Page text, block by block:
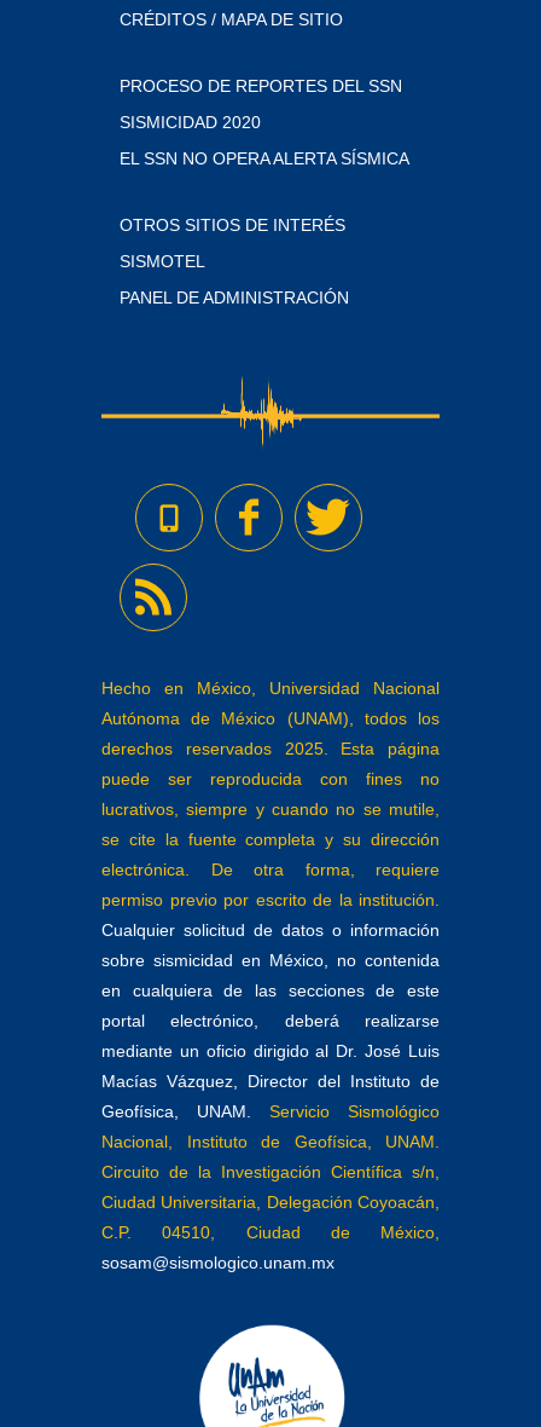
CRÉDITOS / MAPA DE SITIO
PROCESO DE REPORTES DEL SSN
SISMICIDAD 2020
EL SSN NO OPERA ALERTA SÍSMICA
OTROS SITIOS DE INTERÉS
SISMOTEL
PANEL DE ADMINISTRACIÓN
Hecho en México, Universidad Nacional
Autónoma de México (UNAM), todos los
derechos reservados 2025. Esta página
puede ser reproducida con fines no
lucrativos, siempre y cuando no se mutile,
se cite la fuente completa y su dirección
electrónica. De otra forma, requiere
permiso previo por escrito de la institución.
Cualquier solicitud de datos o información
sobre sismicidad en México, no contenida
en cualquiera de las secciones de este
portal electrónico, deberá realizarse
mediante un oficio dirigido al Dr. José Luis
Macías Vázquez, Director del Instituto de
Geofísica, UNAM.
Servicio Sismológico
Nacional, Instituto de Geofísica, UNAM.
Circuito de la Investigación Científica s/n,
Ciudad Universitaria, Delegación Coyoacán,
C.P. 04510, Ciudad de México,
sosam@sismologico.unam.mx